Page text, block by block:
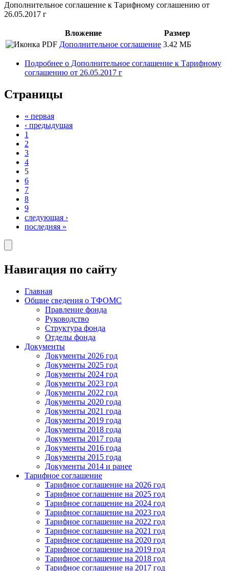
Дополнительное соглашение к Тарифному соглашению от
26.05.2017 г
Вложение
Размер
Дополнительное соглашение 3.42 МБ
Подробнее о Дополнительное соглашение к Тарифному
соглашению от 26.05.2017 г
Страницы
« первая
‹ предыдущая
1
2
3
4
5
6
7
8
9
следующая ›
последняя »
Навигация по сайту
Главная
Общие сведения о ТФОМС
Правление фонда
Руководство
Структура фонда
Отделы фонда
Документы
Документы 2026 год
Документы 2025 год
Документы 2024 год
Документы 2023 год
Документы 2022 год
Документы 2020 года
Документы 2021 года
Документы 2019 года
Документы 2018 года
Документы 2017 года
Документы 2016 года
Документы 2015 года
Документы 2014 и ранее
Тарифное соглашение
Тарифное соглашение на 2026 год
Тарифное соглашение на 2025 год
Тарифное соглашение на 2024 год
Тарифное соглашение на 2023 год
Тарифное соглашение на 2022 год
Тарифное соглашение на 2021 год
Тарифное соглашение на 2020 год
Тарифное соглашение на 2019 год
Тарифное соглашение на 2018 год
Тарифное соглашение на 2017 год